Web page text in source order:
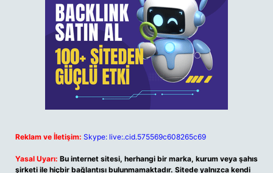
Reklam ve İletişim: Skype: live:.cid.575569c608265c69
Yasal Uyarı: Bu internet sitesi, herhangi bir marka, kurum veya şahıs
şirketi ile hiçbir bağlantısı bulunmamaktadır. Sitede yalnızca kendi